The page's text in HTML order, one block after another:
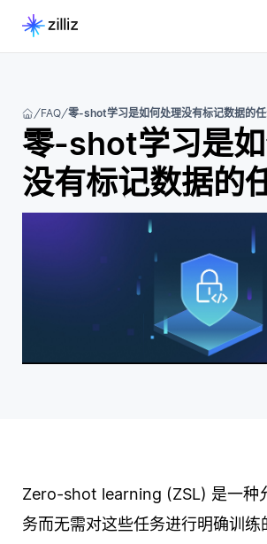
FAQ 零-shot学习是如何处理没有标记数据的任
零-shot学习是
没有标记数据的
Zero-shot learning (ZSL) 是一种
务而无需对这些任务进行明确训练